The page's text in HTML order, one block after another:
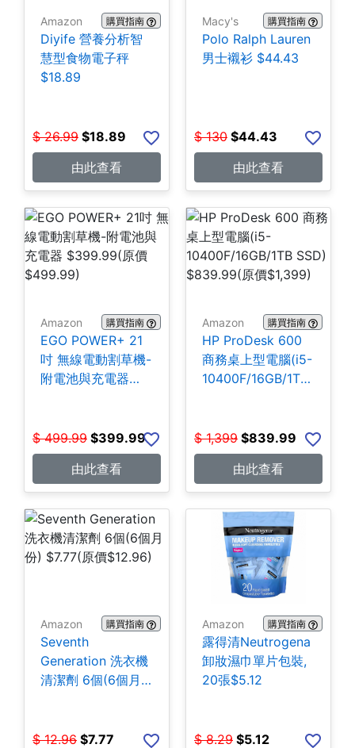
Amazon 購買指南
Diyife 營養分析智
慧型食物電子秤
$18.89
$ 26.99 $18.89
由此查看
Macy's 購買指南
Polo Ralph Lauren
男士襯衫 $44.43
$ 130 $44.43
由此查看
Amazon 購買指南
EGO POWER+ 21
吋 無線電動割草機-
附電池與充電器
$ 499.99 $399.99
由此查看
Amazon 購買指南
HP ProDesk 600
商務桌上型電腦(i5-
10400F/16GB/1TB
$ 1,399 $839.99
由此查看
Amazon 購買指南
Seventh
Generation 洗衣機
清潔劑 6個(6個月
$ 12.96 $7.77
Amazon 購買指南
露得清Neutrogena
卸妝濕巾單片包裝,
20張$5.12
$ 8.29 $5.12